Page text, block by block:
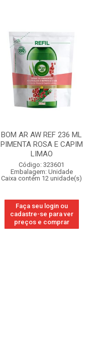
BOM AR AW REF 236 ML
PIMENTA ROSA E CAPIM
LIMAO
Código: 323601
Embalagem: Unidade
Caixa contém 12 unidade(s)
Faça seu login ou
cadastre-se para ver
preços e comprar